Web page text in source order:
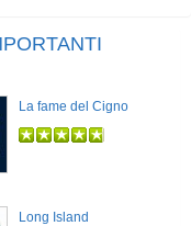
La fame del Cigno
Long Island